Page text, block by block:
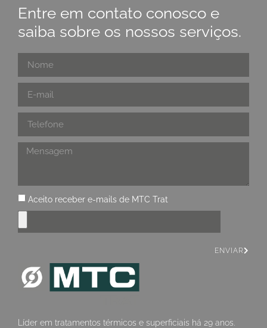
Líder em tratamentos térmicos e superficiais há 29 anos.
Entre em contato conosco e
saiba sobre os nossos serviços.
Aceito receber e-mails de MTC Trat
ENVIAR